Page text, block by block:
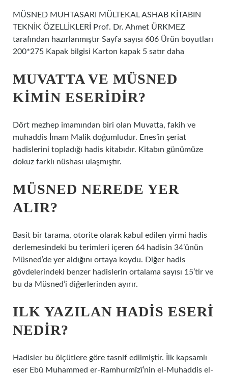
MÜSNED MUHTASARI MÜLTEKAL ASHAB KİTABIN
TEKNİK ÖZELLİKLERİ Prof. Dr. Ahmet ÜRKMEZ
tarafından hazırlanmıştır Sayfa sayısı 606 Ürün boyutları
200*275 Kapak bilgisi Karton kapak 5 satır daha
MUVATTA VE MÜSNED
KIMIN ESERIDIR?
Dört mezhep imamından biri olan Muvatta, fakih ve
muhaddis İmam Malik doğumludur. Enes’in şeriat
hadislerini topladığı hadis kitabıdır. Kitabın günümüze
dokuz farklı nüshası ulaşmıştır.
MÜSNED NEREDE YER
ALIR?
Basit bir tarama, otorite olarak kabul edilen yirmi hadis
derlemesindeki bu terimleri içeren 64 hadisin 34’ünün
Müsned’de yer aldığını ortaya koydu. Diğer hadis
gövdelerindeki benzer hadislerin ortalama sayısı 15’tir ve
bu da Müsned’i diğerlerinden ayırır.
ILK YAZILAN HADIS ESERI
NEDIR?
Hadisler bu ölçütlere göre tasnif edilmiştir. İlk kapsamlı
eser Ebû Muhammed er-Ramhurmîzî’nin el-Muhaddis el-